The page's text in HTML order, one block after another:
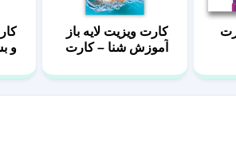
کارت ویزیت لایه باز
آموزش شنا – کارت
و